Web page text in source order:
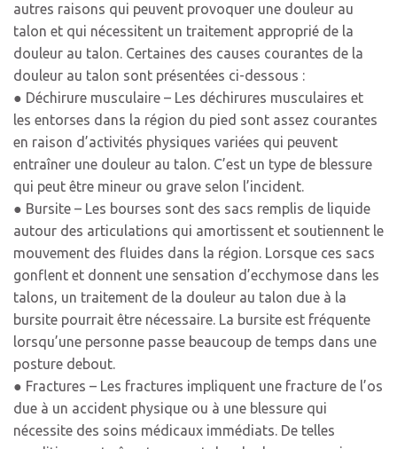
autres raisons qui peuvent provoquer une douleur au
talon et qui nécessitent un traitement approprié de la
douleur au talon. Certaines des causes courantes de la
douleur au talon sont présentées ci-dessous :
● Déchirure musculaire – Les déchirures musculaires et
les entorses dans la région du pied sont assez courantes
en raison d’activités physiques variées qui peuvent
entraîner une douleur au talon. C’est un type de blessure
qui peut être mineur ou grave selon l’incident.
● Bursite – Les bourses sont des sacs remplis de liquide
autour des articulations qui amortissent et soutiennent le
mouvement des fluides dans la région. Lorsque ces sacs
gonflent et donnent une sensation d’ecchymose dans les
talons, un traitement de la douleur au talon due à la
bursite pourrait être nécessaire. La bursite est fréquente
lorsqu’une personne passe beaucoup de temps dans une
posture debout.
● Fractures – Les fractures impliquent une fracture de l’os
due à un accident physique ou à une blessure qui
nécessite des soins médicaux immédiats. De telles